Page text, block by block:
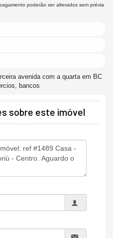
poderão ser alterados sem prévia
avenida com a quarta em BC
bancos
sobre este imóvel